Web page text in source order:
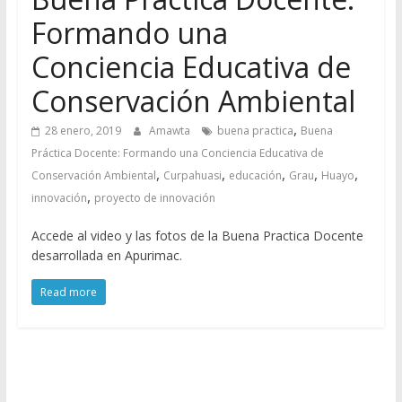
Formando una
Conciencia Educativa de
Conservación Ambiental
28 enero, 2019 Amawta buena practica, Buena
Práctica Docente: Formando una Conciencia Educativa de
Conservación Ambiental, Curpahuasi, educación, Grau, Huayo,
innovación, proyecto de innovación
Accede al video y las fotos de la Buena Practica Docente
desarrollada en Apurimac.
Read more